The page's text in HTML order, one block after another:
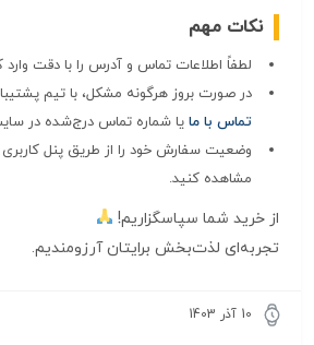
نکات مهم
لطفاً اطلاعات تماس و آدرس را با دقت وارد
در صورت بروز هرگونه مشکل، با تیم
تماس با ما یا شماره تماس درج‌شده در
وضعیت سفارش خود را از طریق پنل کاربری
مشاهده کنید.
از خرید شما سپاسگزاریم!
تجربه‌ای لذت‌بخش برایتان آرزومندیم.
10 آذر 1403